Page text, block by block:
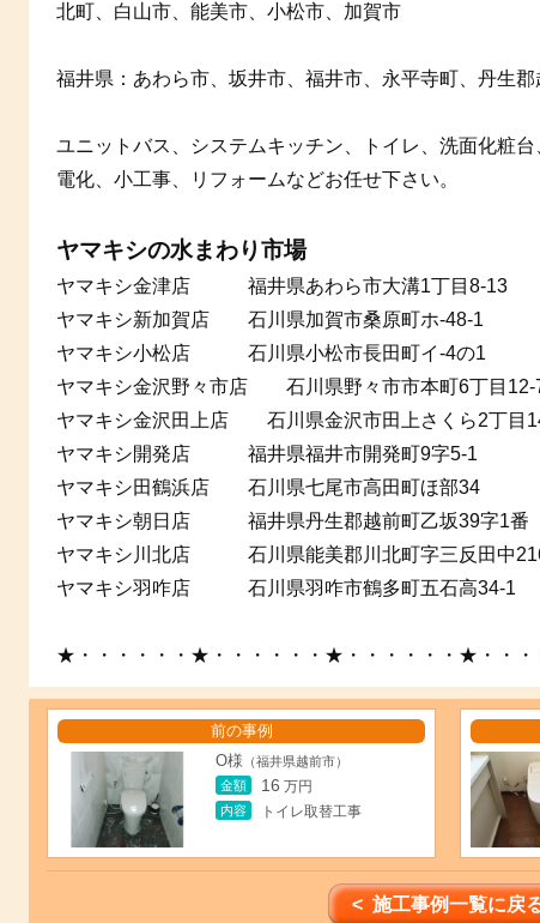
北町、白山市、能美市、小松市、加賀市
福井県：あわら市、坂井市、福井市、永平寺町、丹生
ユニットバス、システムキッチン、トイレ、洗面化粧
電化、小工事、リフォームなどお任せ下さい。
ヤマキシの水まわり市場
ヤマキシ金津店 福井県あわら市大溝1丁目8-13
ヤマキシ新加賀店 石川県加賀市桑原町ホ-48-1
ヤマキシ小松店 石川県小松市長田町イ-4の1
ヤマキシ金沢野々市店 石川県野々市市本町6丁目12-
ヤマキシ金沢田上店 石川県金沢市田上さくら2丁目
ヤマキシ開発店 福井県福井市開発町9字5-1
ヤマキシ田鶴浜店 石川県七尾市高田町ほ部34
ヤマキシ朝日店 福井県丹生郡越前町乙坂39字1番
ヤマキシ川北店 石川県能美郡川北町字三反田中
ヤマキシ羽咋店 石川県羽咋市鶴多町五石高34-1
★・・・・・・★・・・・・・★・・・・・・★・・
前の事例
O様 （福井県越前市）
金額
16 万円
内容
トイレ取替工事
< 施工事例一覧に戻